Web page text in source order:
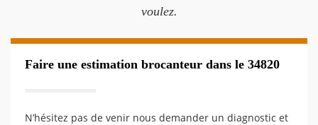
voulez.
Faire une estimation brocanteur dans le 34820
N’hésitez pas de venir nous demander un diagnostic et